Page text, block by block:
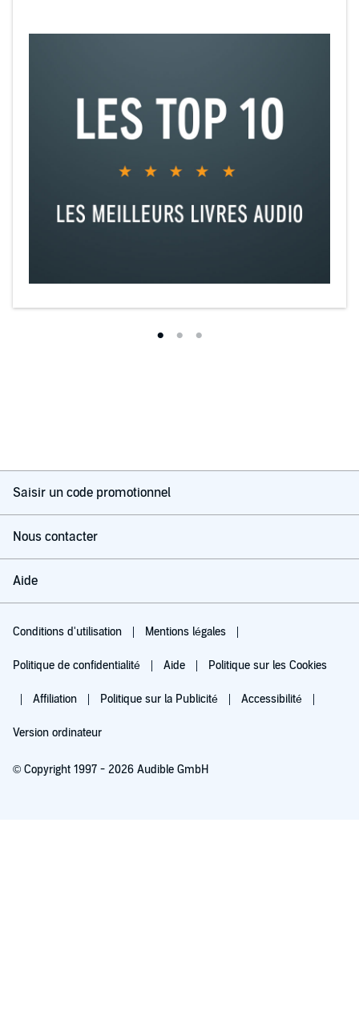
Saisir un code promotionnel
Nous contacter
Aide
Conditions d'utilisation Mentions légales
Politique de confidentialité Aide Politique sur les Cookies
Affiliation Politique sur la Publicité Accessibilité
Version ordinateur
© Copyright 1997 - 2026 Audible GmbH